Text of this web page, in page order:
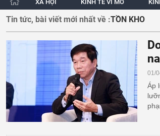
XÃ HỘI KINH TẾ VĨ MÔ
Tin tức, bài viết mới nhất về :TỒN KHO
01/
Áp